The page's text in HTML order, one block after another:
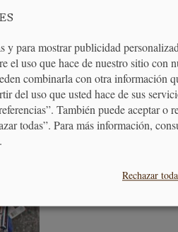
BONO REGALO
La forma más
para mostrar publicidad
el uso que hace de nuestro sitio con
combinarla con otra información
del uso que usted hace de sus
También puede aceptar o
todas”. Para más información,
.
Rechazar